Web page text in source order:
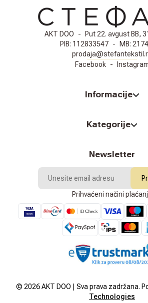
AKT DOO - Put 22. avgust BB,
PIB: 112833547 - MB:
Facebook - Instagram
Informacije
Kategorije
Newsletter
Prihvaćeni načini
© 2026AKT DOO | Sva prava zadržana.
Technologies